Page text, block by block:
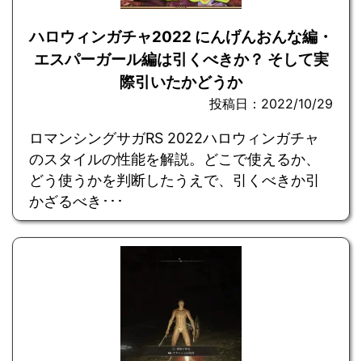
ハロウィンガチャ2022 にんげんおんな編・
エスパーガール編は引くべきか？ そして実
際引いたかどうか
投稿日：2022/10/29
ロマンシングサガRS 2022ハロウィンガチャ
のスタイルの性能を解説。どこで使えるか、
どう使うかを判断したうえで、引くべきか引
かざるべき･･･